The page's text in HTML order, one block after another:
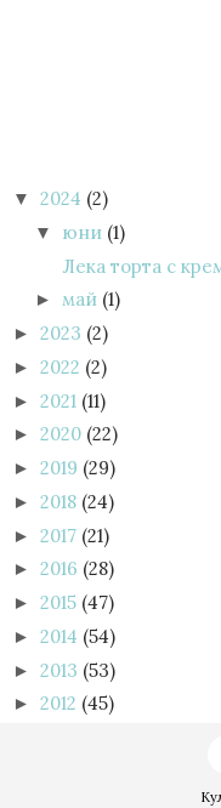
▼ 2024 (2)
▼ юни (1)
Лека торта с
► май (1)
► 2023 (2)
► 2022 (2)
► 2021 (11)
► 2020 (22)
► 2019 (29)
► 2018 (24)
► 2017 (21)
► 2016 (28)
► 2015 (47)
► 2014 (54)
► 2013 (53)
► 2012 (45)